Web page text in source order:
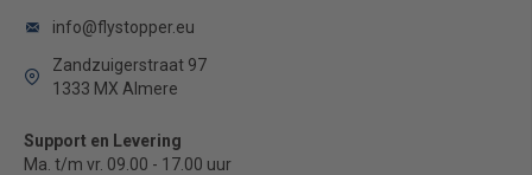
info@flystopper.eu
Zandzuigerstraat 97
1333 MX Almere
Support en Levering
Ma. t/m vr. 09.00 - 17.00 uur